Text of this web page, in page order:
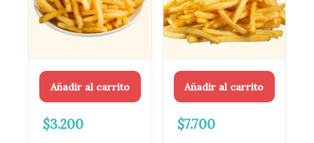
Añadir al carrito
$3.200
Añadir al carrito
$7.700